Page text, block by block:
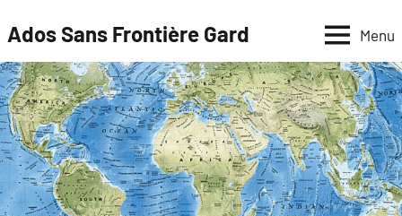
au
contenu
Ados Sans Frontière Gard Menu